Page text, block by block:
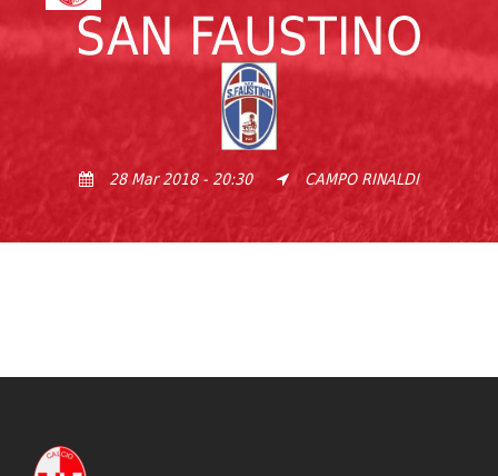
SAN FAUSTINO
28 Mar 2018 - 20:30 CAMPO RINALDI